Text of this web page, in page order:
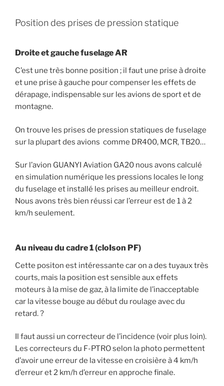
Position des prises de pression statique
Droite et gauche fuselage AR
C’est une très bonne position ; il faut une prise à droite
et une prise à gauche pour compenser les effets de
dérapage, indispensable sur les avions de sport et de
montagne.
On trouve les prises de pression statiques de fuselage
sur la plupart des avions comme DR400, MCR, TB20…
Sur l’avion GUANYI Aviation GA20 nous avons calculé
en simulation numérique les pressions locales le long
du fuselage et installé les prises au meilleur endroit.
Nous avons très bien réussi car l’erreur est de 1 à 2
km/h seulement.
Au niveau du cadre 1 (cloIson PF)
Cette positon est intéressante car on a des tuyaux très
courts, mais la position est sensible aux effets
moteurs à la mise de gaz, à la limite de l’inacceptable
car la vitesse bouge au début du roulage avec du
retard. ?
Il faut aussi un correcteur de l’incidence (voir plus loin).
Les correcteurs du F-PTRO selon la photo permettent
d’avoir une erreur de la vitesse en croisière à 4 km/h
d’erreur et 2 km/h d’erreur en approche finale.